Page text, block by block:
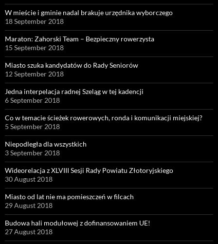
W mieście i gminie nadal brakuje urzędnika wyborczego
18 September 2018
Maraton: Zahorski Team – Bezpieczny rowerzysta
15 September 2018
Miasto szuka kandydatów do Rady Seniorów
12 September 2018
Jedna interpelacja radnej Szeląg w tej kadencji
6 September 2018
Co w temacie ścieżek rowerowych, ronda i komunikacji miejskiej?
5 September 2018
Niepodległa dla wszystkich
3 September 2018
Wideorelacja z XLVIII Sesji Rady Powiatu Złotoryjskiego
30 August 2018
Miasto od lat nie ma pomieszczeń w filcach
29 August 2018
Budowa hali modułowej z dofinansowaniem UE!
27 August 2018